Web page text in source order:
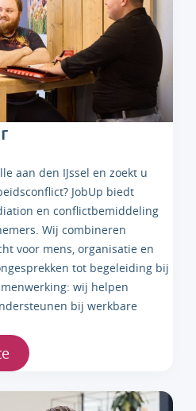
aan den IJssel en zoekt u
JobUp biedt
en conflictbemiddeling
Wij combineren
voor mens, organisatie en
tot begeleiding bij
wij helpen
bij werkbare